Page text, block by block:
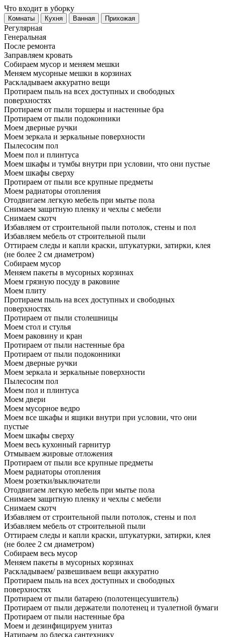
Что входит в уборку
Регу­лярная
Гене­ральная
После ремонта
Заправляем кровать
Собираем мусор и меняем мешки
Меняем мусорные мешки в корзинах
Раскладываем аккуратно вещи
Протираем пыль на всех доступных и свободных
поверхностях
Протираем от пыли торшеры и настенные бра
Протираем от пыли подоконники
Моем дверные ручки
Моем зеркала и зеркальные поверхности
Пылесосим пол
Моем пол и плинтуса
Моем шкафы и тумбы внутри при условии, что они пустые
Моем шкафы сверху
Протираем от пыли все крупные предметы
Моем радиаторы отопления
Отодвигаем легкую мебель при мытье пола
Снимаем защитную пленку и чехлы с мебели
Снимаем скотч
Избавляем от строительной пыли потолок, стены и пол
Избавляем мебель от строительной пыли
Оттираем следы и капли краски, штукатурки, затирки, клея
(не более 2 см диаметром)
Собираем мусор
Меняем пакеты в мусорных корзинах
Моем грязную посуду в раковине
Моем плиту
Протираем пыль на всех доступных и свободных
поверхностях
Протираем от пыли столешницы
Моем стол и стулья
Моем раковину и кран
Протираем от пыли настенные бра
Протираем от пыли подоконники
Моем дверные ручки
Моем зеркала и зеркальные поверхности
Пылесосим пол
Моем пол и плинтуса
Моем двери
Моем мусорное ведро
Моем все шкафы и ящики внутри при условии, что они
пустые
Моем шкафы сверху
Моем весь кухонный гарнитур
Отмываем жировые отложения
Протираем от пыли все крупные предметы
Моем радиаторы отопления
Моем розетки/выключатели
Отодвигаем легкую мебель при мытье пола
Снимаем защитную пленку и чехлы с мебели
Снимаем скотч
Избавляем от строительной пыли потолок, стены и пол
Избавляем мебель от строительной пыли
Оттираем следы и капли краски, штукатурки, затирки, клея
(не более 2 см диаметром)
Собираем весь мусор
Меняем пакеты в мусорных корзинах
Раскладываем/ развешиваем вещи аккуратно
Протираем пыль на всех доступных и свободных
поверхностях
Протираем от пыли батарею (полотенцесушитель)
Протираем от пыли держатели полотенец и туалетной бумаги
Протираем от пыли настенные бра
Моем и дезинфицируем унитаз
Натираем до блеска сантехнику